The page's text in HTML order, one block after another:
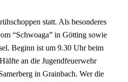
statt. Als besonderes
“Schwoaga” in Götting sowie
Beginn ist um 9.30 Uhr beim
an die Jugendfeuerwehr
in Grainbach. Wer die